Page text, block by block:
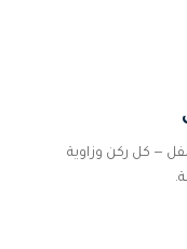
— كل ركن وزاوية